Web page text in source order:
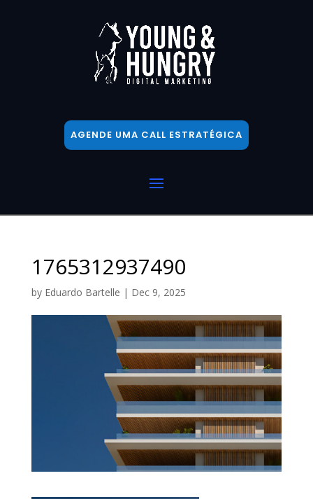
AGENDE UMA CALL ESTRATÉGICA
1765312937490
by Eduardo Bartelle | Dec 9, 2025